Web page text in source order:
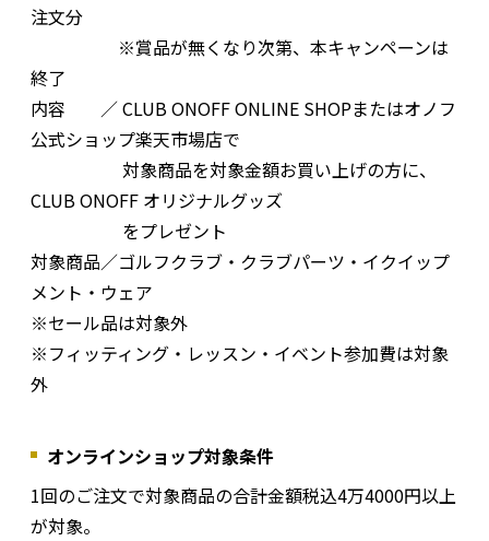
注文分
※賞品が無くなり次第、本キャンペーンは
終了
内容 ／ CLUB ONOFF ONLINE SHOPまたはオノフ
公式ショップ楽天市場店で
対象商品を対象金額お買い上げの方に、
CLUB ONOFF オリジナルグッズ
をプレゼント
対象商品／ゴルフクラブ・クラブパーツ・イクイップ
メント・ウェア
※セール品は対象外
※フィッティング・レッスン・イベント参加費は対象
外
オンラインショップ対象条件
1回のご注文で対象商品の合計金額税込4万4000円以上
が対象。